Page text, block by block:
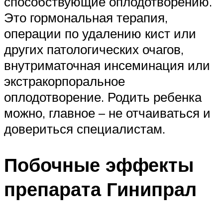
Это гормональная терапия,
операции по удалению кист или
других патологических очагов,
внутриматочная инсеминация или
экстракорпоральное
оплодотворение. Родить ребенка
можно, главное – не отчаиваться и
довериться специалистам.
Побочные эффекты
препарата Гинипрал